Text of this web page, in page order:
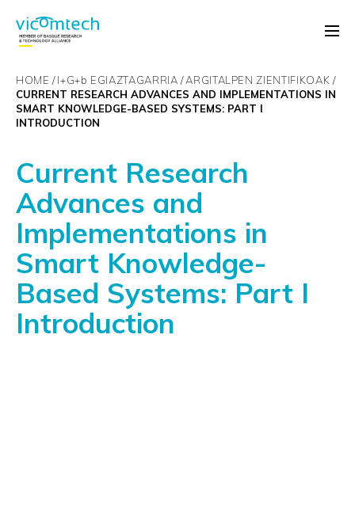
HOME I+G+b EGIAZTAGARRIA ARGITALPEN ZIENTIFIKOAK
CURRENT RESEARCH ADVANCES AND IMPLEMENTATIONS IN
SMART KNOWLEDGE-BASED SYSTEMS: PART I
INTRODUCTION
Current Research
Advances and
Implementations in
Smart Knowledge-
Based Systems: Part I
Introduction